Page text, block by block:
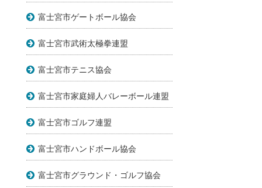
富士宮市ゲートボール協会
富士宮市武術太極拳連盟
富士宮市テニス協会
富士宮市家庭婦人バレーボール連盟
富士宮市ゴルフ連盟
富士宮市ハンドボール協会
富士宮市グラウンド・ゴルフ協会